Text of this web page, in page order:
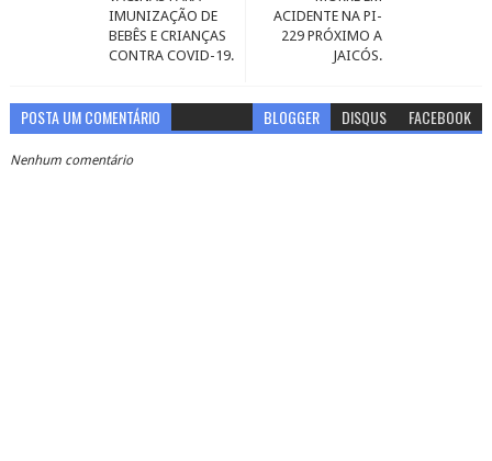
ACIDENTE NA PI-
229 PRÓXIMO A
JAICÓS.
IMUNIZAÇÃO DE
BEBÊS E CRIANÇAS
CONTRA COVID-19.
POSTA UM COMENTÁRIO BLOGGER DISQUS FACEBOOK
Nenhum comentário